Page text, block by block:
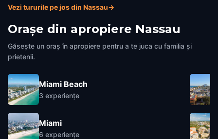
Vezi tururile pe jos din Nassau→
Orașe din apropiere Nassau
Găsește un oraș în apropiere pentru a te juca cu familia și
prietenii.
Miami Beach
3 experiențe
Miami
6 experiențe